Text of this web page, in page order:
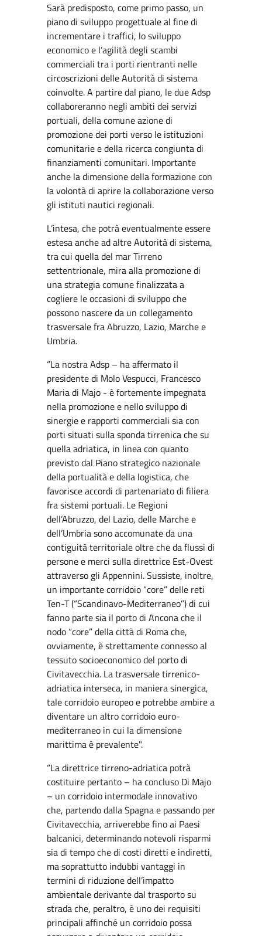
Sarà predisposto, come primo passo, un
piano di sviluppo progettuale al fine di
incrementare i traffici, lo sviluppo
economico e l’agilità degli scambi
commerciali tra i porti rientranti nelle
circoscrizioni delle Autorità di sistema
coinvolte. A partire dal piano, le due Adsp
collaboreranno negli ambiti dei servizi
portuali, della comune azione di
promozione dei porti verso le istituzioni
comunitarie e della ricerca congiunta di
finanziamenti comunitari. Importante
anche la dimensione della formazione con
la volontà di aprire la collaborazione verso
gli istituti nautici regionali.
L’intesa, che potrà eventualmente essere
estesa anche ad altre Autorità di sistema,
tra cui quella del mar Tirreno
settentrionale, mira alla promozione di
una strategia comune finalizzata a
cogliere le occasioni di sviluppo che
possono nascere da un collegamento
trasversale fra Abruzzo, Lazio, Marche e
Umbria.
“La nostra Adsp – ha affermato il
presidente di Molo Vespucci, Francesco
Maria di Majo - è fortemente impegnata
nella promozione e nello sviluppo di
sinergie e rapporti commerciali sia con
porti situati sulla sponda tirrenica che su
quella adriatica, in linea con quanto
previsto dal Piano strategico nazionale
della portualità e della logistica, che
favorisce accordi di partenariato di filiera
fra sistemi portuali. Le Regioni
dell’Abruzzo, del Lazio, delle Marche e
dell’Umbria sono accomunate da una
contiguità territoriale oltre che da flussi di
persone e merci sulla direttrice Est-Ovest
attraverso gli Appennini. Sussiste, inoltre,
un importante corridoio “core” delle reti
Ten-T (“Scandinavo-Mediterraneo”) di cui
fanno parte sia il porto di Ancona che il
nodo “core” della città di Roma che,
ovviamente, è strettamente connesso al
tessuto socioeconomico del porto di
Civitavecchia. La trasversale tirrenico-
adriatica interseca, in maniera sinergica,
tale corridoio europeo e potrebbe ambire a
diventare un altro corridoio euro-
mediterraneo in cui la dimensione
marittima è prevalente".
“La direttrice tirreno-adriatica potrà
costituire pertanto – ha concluso Di Majo
– un corridoio intermodale innovativo
che, partendo dalla Spagna e passando per
Civitavecchia, arriverebbe fino ai Paesi
balcanici, determinando notevoli risparmi
sia di tempo che di costi diretti e indiretti,
ma soprattutto indubbi vantaggi in
termini di riduzione dell’impatto
ambientale derivante dal trasporto su
strada che, peraltro, è uno dei requisiti
principali affinché un corridoio possa